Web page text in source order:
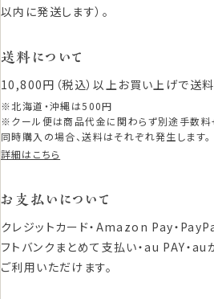
以内に発送します）。
送料について
10,800円（税込）以上お買い上げで送料
※北海道・沖縄は500円
※クール便は商品代金に関わらず別途手数料
同時購入の場合、送料はそれぞれ発生します。
詳細はこちら
お支払いについて
クレジットカード・Amazon Pay・
フトバンクまとめて支払い・au PAY・
ご利用いただけます。